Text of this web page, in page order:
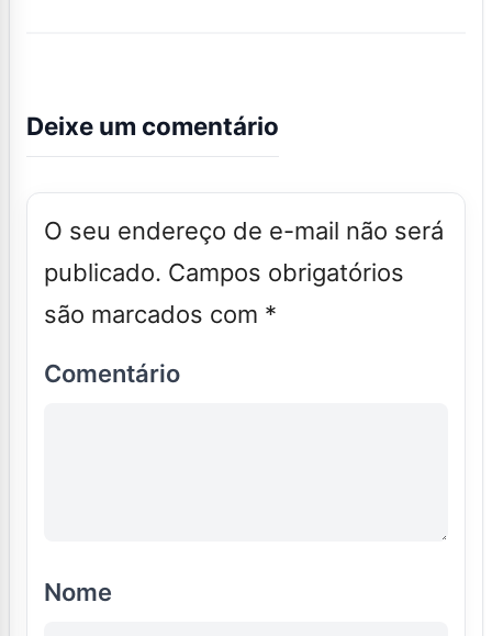
Deixe um comentário
O seu endereço de e-mail não será
publicado. Campos obrigatórios
são marcados com *
Comentário
Nome